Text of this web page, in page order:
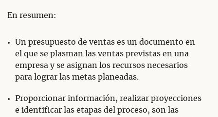
En resumen:
Un presupuesto de ventas es un documento en
el que se plasman las ventas previstas en una
empresa y se asignan los recursos necesarios
para lograr las metas planeadas.
Proporcionar información, realizar proyecciones
e identificar las etapas del proceso, son las